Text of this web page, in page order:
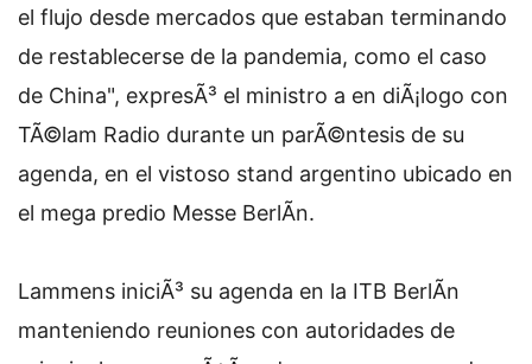
el flujo desde mercados que estaban terminando
de restablecerse de la pandemia, como el caso
de China", expresÃ³ el ministro a en diÃ¡logo con
TÃ©lam Radio durante un parÃ©ntesis de su
agenda, en el vistoso stand argentino ubicado en
el mega predio Messe BerlÃ­n.
Lammens iniciÃ³ su agenda en la ITB BerlÃ­n
manteniendo reuniones con autoridades de